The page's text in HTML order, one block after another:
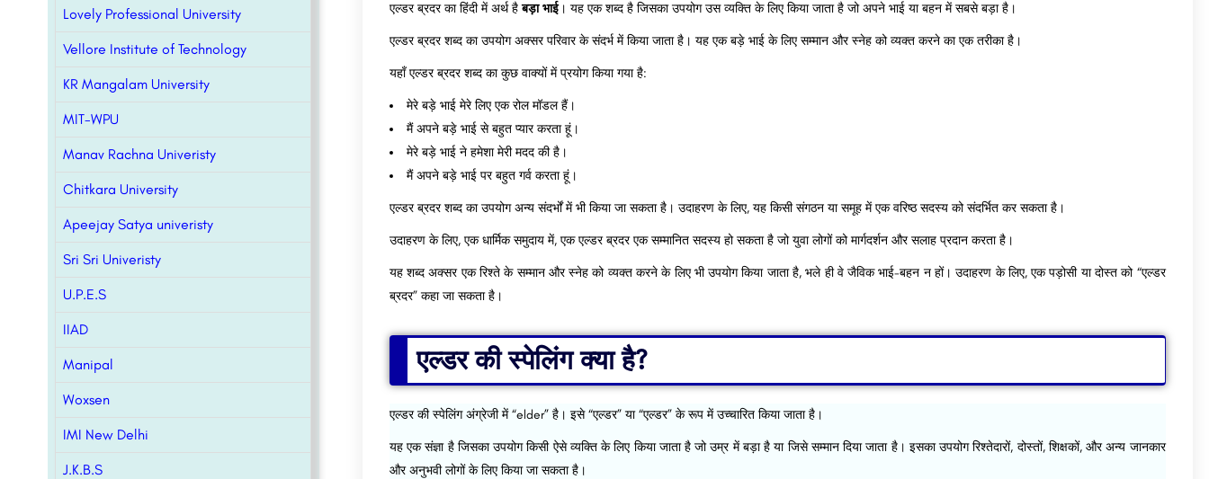
Lovely Professional University
Vellore Institute of Technology
KR Mangalam University
MIT-WPU
Manav Rachna Univeristy
Chitkara University
Apeejay Satya univeristy
Sri Sri Univeristy
U.P.E.S
IIAD
Manipal
Woxsen
IMI New Delhi
J.K.B.S
एल्डर ब्रदर का हिंदी में अर्थ हैबड़ा भाई। यह एक शब्द है जिसका उपयोग उस व्यक्ति के लिए किया जाता है जो अपने भाई या बहन में सबसे बड़ा है।
एल्डर ब्रदर शब्द का उपयोग अक्सर परिवार के संदर्भ में किया जाता है। यह एक बड़े भाई के लिए सम्मान और स्नेह को व्यक्त करने का एक तरीका है।
यहाँ एल्डर ब्रदर शब्द का कुछ वाक्यों में प्रयोग किया गया है:
मेरे बड़े भाई मेरे लिए एक रोल मॉडल हैं।
मैं अपने बड़े भाई से बहुत प्यार करता हूं।
मेरे बड़े भाई ने हमेशा मेरी मदद की है।
मैं अपने बड़े भाई पर बहुत गर्व करता हूं।
एल्डर ब्रदर शब्द का उपयोग अन्य संदर्भों में भी किया जा सकता है। उदाहरण के लिए, यह किसी संगठन या समूह में एक वरिष्ठ सदस्य को संदर्भित कर सकता है।
उदाहरण के लिए, एक धार्मिक समुदाय में, एक एल्डर ब्रदर एक सम्मानित सदस्य हो सकता है जो युवा लोगों को मार्गदर्शन और सलाह प्रदान करता है।
यह शब्द अक्सर एक रिश्ते के सम्मान और स्नेह को व्यक्त करने के लिए भी उपयोग किया जाता है, भले ही वे जैविक भाई-बहन न हों। उदाहरण के लिए, एक पड़ोसी या दोस्त को “एल्डर
ब्रदर” कहा जा सकता है।
एल्डर की स्पेलिंग क्या है?
एल्डर की स्पेलिंग अंग्रेजी में “elder” है। इसे “एल्डर” या “एल्डर” के रूप में उच्चारित किया जाता है।
यह एक संज्ञा है जिसका उपयोग किसी ऐसे व्यक्ति के लिए किया जाता है जो उम्र में बड़ा है या जिसे सम्मान दिया जाता है। इसका उपयोग रिश्तेदारों, दोस्तों, शिक्षकों, और अन्य जानकार
और अनुभवी लोगों के लिए किया जा सकता है।